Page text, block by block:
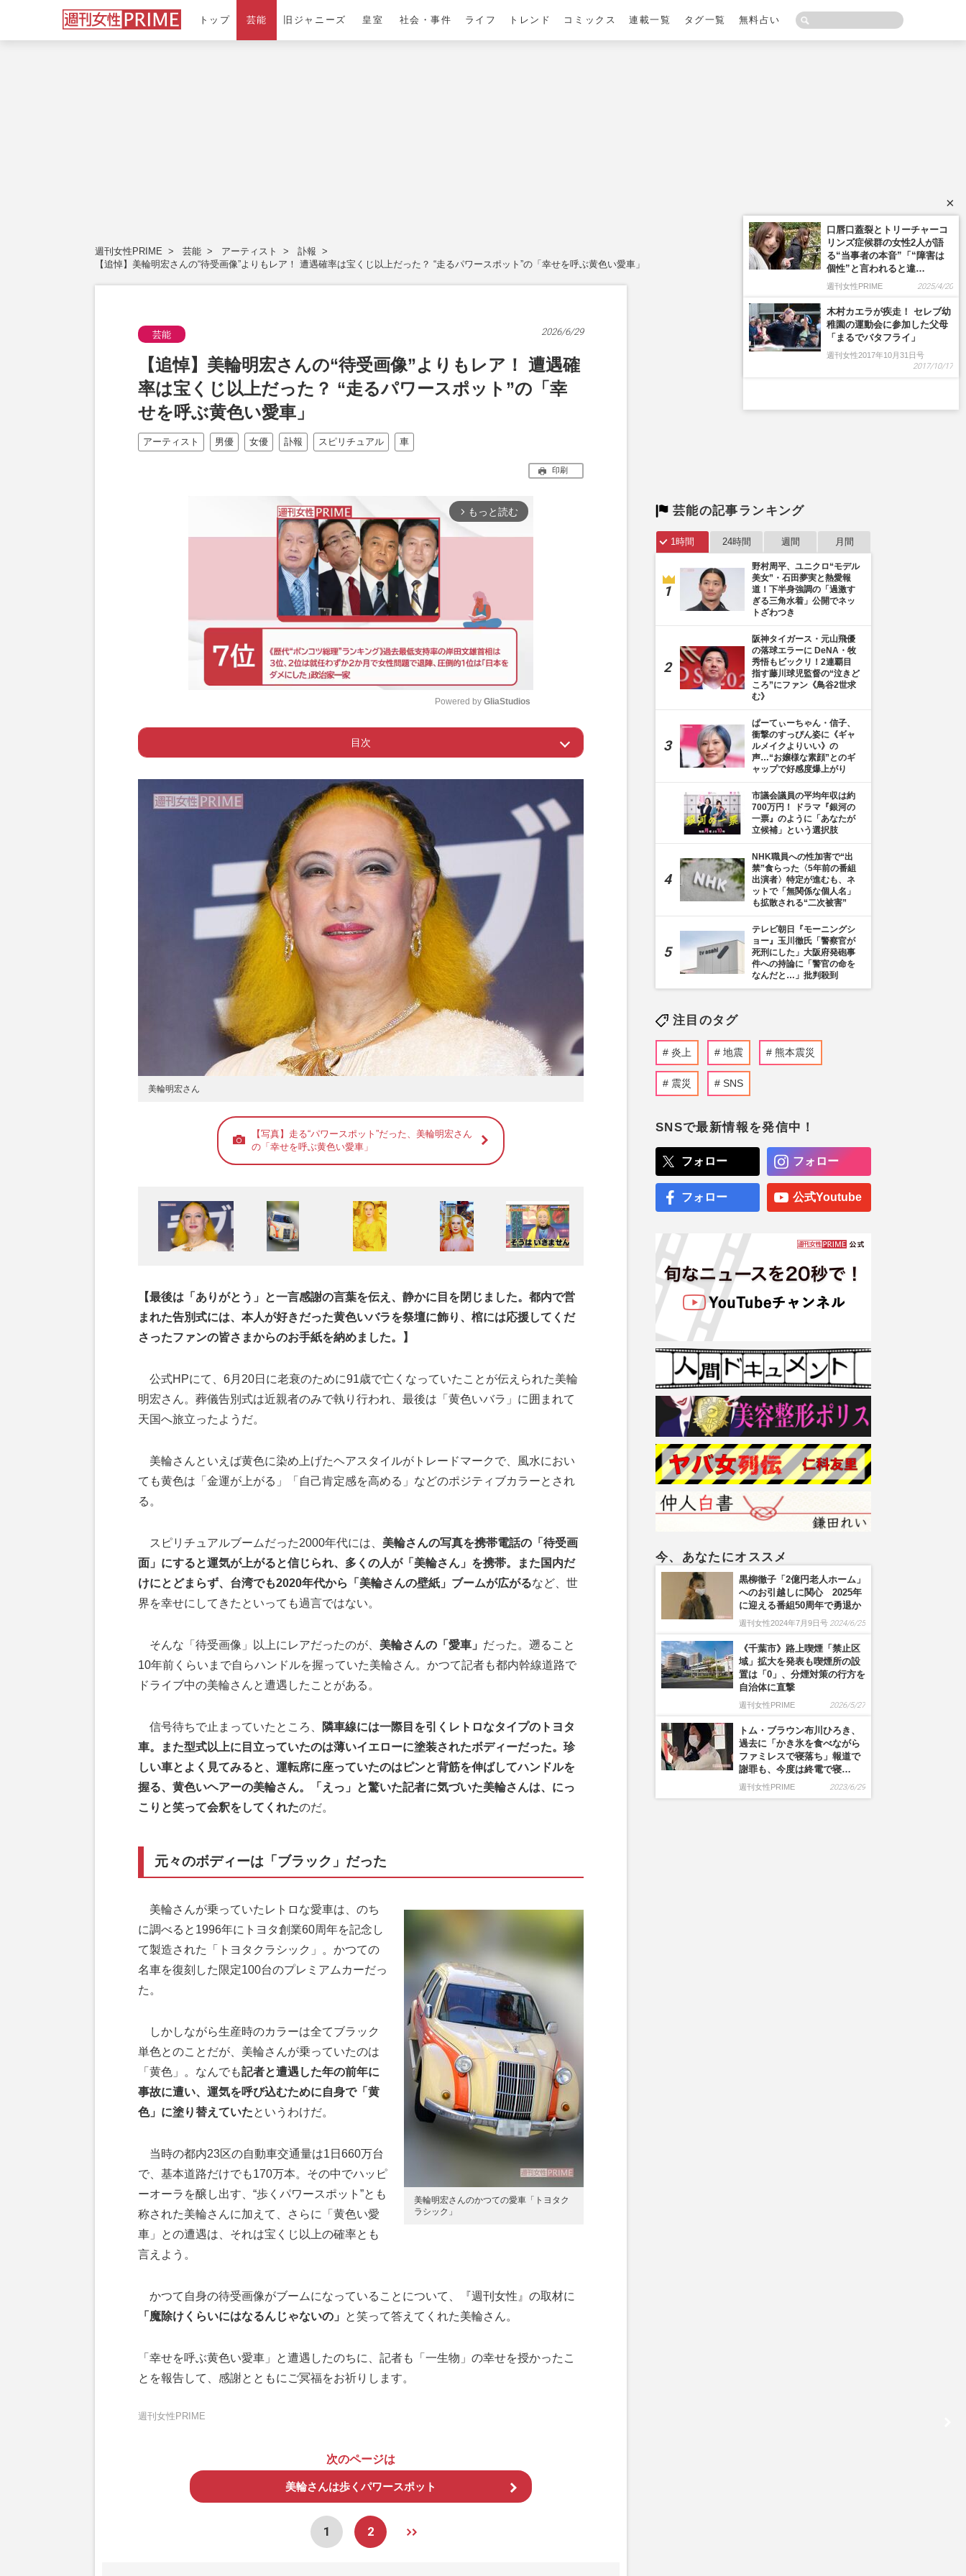
トップ 芸能 旧ジャニーズ 皇室 社会・事件 ライフ トレンド コミックス 連載一覧 タグ一覧 無料占い
週刊女性PRIME 芸能 アーティスト
訃報
【追悼】美輪明宏さんの“待受画像”よりもレア！ 遭遇確率は宝くじ以上だった？ “走るパワースポット”の「幸せを呼ぶ黄色い愛車」
芸能 2026/6/29
【追悼】美輪明宏さんの“待受画像”よりもレア！ 遭遇確
率は宝くじ以上だった？ “走るパワースポット”の「幸
せを呼ぶ黄色い愛車」
アーティスト 男優 女優 訃報 スピリチュアル 車
印刷
arrow_forward_ios もっと読む
t
Powered by GliaStudios
目次
Page 1 ー 元々のボディーは「ブラック」だった
美輪明宏さん
【写真】走る“パワースポット”だった、美輪明宏さん
の「幸せを呼ぶ黄色い愛車」
【最後は「ありがとう」と一言感謝の言葉を伝え、静かに目を閉じました。都内で営
まれた告別式には、本人が好きだった黄色いバラを祭壇に飾り、棺には応援してくだ
さったファンの皆さまからのお手紙を納めました。】
公式HPにて、6月20日に老衰のために91歳で亡くなっていたことが伝えられた美輪
明宏さん。葬儀告別式は近親者のみで執り行われ、最後は「黄色いバラ」に囲まれて
天国へ旅立ったようだ。
美輪さんといえば黄色に染め上げたヘアスタイルがトレードマークで、風水におい
ても黄色は「金運が上がる」「自己肯定感を高める」などのポジティブカラーとされ
る。
スピリチュアルブームだった2000年代には、 美輪さんの写真を携帯電話の「待受画
面」にすると運気が上がると信じられ、多くの人が「美輪さん」を携帯。また国内だ
けにとどまらず、台湾でも2020年代から「美輪さんの壁紙」ブームが広がるなど、世
界を幸せにしてきたといっても過言ではない。
そんな「待受画像」以上にレアだったのが、 美輪さんの「愛車」 だった。遡ること
10年前くらいまで自らハンドルを握っていた美輪さん。かつて記者も都内幹線道路で
ドライブ中の美輪さんと遭遇したことがある。
信号待ちで止まっていたところ、
隣車線には一際目を引くレトロなタイプのトヨタ
車。また型式以上に目立っていたのは薄いイエローに塗装されたボディーだった。珍
しい車とよく見てみると、運転席に座っていたのはピンと背筋を伸ばしてハンドルを
握る、黄色いヘアーの美輪さん。「えっ」と驚いた記者に気づいた美輪さんは、にっ
こりと笑って会釈をしてくれたのだ。
元々のボディーは「ブラック」だった
美輪明宏さんのかつての愛車「トヨタク
ラシック」
美輪さんが乗っていたレトロな愛車は、のち
に調べると1996年にトヨタ創業60周年を記念し
て製造された「トヨタクラシック」。かつての
名車を復刻した限定100台のプレミアムカーだっ
た。
しかしながら生産時のカラーは全てブラック
単色とのことだが、美輪さんが乗っていたのは
「黄色」。なんでも記者と遭遇した年の前年に
事故に遭い、運気を呼び込むために自身で「黄
色」に塗り替えていたというわけだ。
当時の都内23区の自動車交通量は1日660万台
で、基本道路だけでも170万本。その中でハッピ
ーオーラを醸し出す、“歩くパワースポット”とも
称された美輪さんに加えて、さらに「黄色い愛
車」との遭遇は、それは宝くじ以上の確率とも
言えよう。
かつて自身の待受画像がブームになっていることについて、『週刊女性』の取材に
「魔除けくらいにはなるんじゃないの」
と笑って答えてくれた美輪さん。
「幸せを呼ぶ黄色い愛車」と遭遇したのちに、記者も「一生物」の幸せを授かったこ
とを報告して、感謝とともにご冥福をお祈りします。
週刊女性PRIME
次のページは
美輪さんは歩くパワースポット
1 2
芸能の記事ランキング
1時間 24時間 週間 月間
野村周平、ユニクロ“モデル
美女”・石田夢実と熱愛報
道！下半身強調の「過激す
ぎる三角水着」公開でネッ
トざわつき
阪神タイガース・元山飛優
の落球エラーに DeNA・牧
秀悟もビックリ！2連覇目
指す藤川球児監督の“泣きど
ころ”にファン《鳥谷2世求
む》
ぱーてぃーちゃん・信子、
衝撃のすっぴん姿に《ギャ
ルメイクよりいい》の
声…“お嬢様な素顔”とのギ
ャップで好感度爆上がり
市議会議員の平均年収は約
700万円！ ドラマ『銀河の
一票』のように「あなたが
立候補」という選択肢
NHK職員への性加害で“出
禁”食らった〈5年前の番組
出演者〉特定が進むも、ネ
ットで「無関係な個人名」
も拡散される“二次被害”
テレビ朝日『モーニングシ
ョー』玉川徹氏「警察官が
死刑にした」大阪府発砲事
件への持論に「警官の命を
なんだと…」批判殺到
注目のタグ
炎上 地震 熊本震災
震災 SNS
SNSで最新情報を発信中！
フォロー フォロー
フォロー 公式Youtube
今、あなたにオススメ
黒柳徹子「2億円老人ホーム」
へのお引越しに関心 2025年
に迎える番組50周年で勇退か
週刊女性2024年7月9日号 2024/6/25
《千葉市》路上喫煙「禁止区
域」拡大を発表も喫煙所の設
置は「0」、分煙対策の行方を
自治体に直撃
週刊女性PRIME 2026/5/27
トム・ブラウン布川ひろき、
過去に「かき氷を食べながら
ファミレスで寝落ち」報道で
謝罪も、今度は終電で寝…
週刊女性PRIME 2023/6/29
×
口唇口蓋裂とトリーチャーコ
リンズ症候群の女性2人が語
る“当事者の本音”「“障害は
個性”と言われると違…
週刊女性PRIME 2025/4/20
木村カエラが疾走！ セレブ幼
稚園の運動会に参加した父母
「まるでバタフライ」
週刊女性2017年10月31日号
2017/10/17